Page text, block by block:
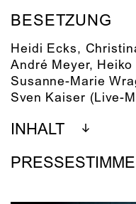
BESETZUNG
Heidi Ecks,
André Meyer, Heiko
Susanne-Marie
Sven Kaiser (Live-
INHALT